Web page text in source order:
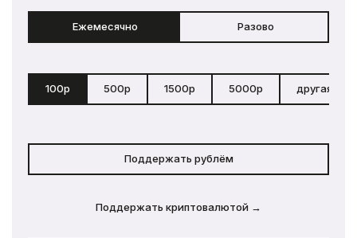
Ежемесячно Разово
100р 500р 1500р 5000р другая
Поддержать рублём
Поддержать криптовалютой →